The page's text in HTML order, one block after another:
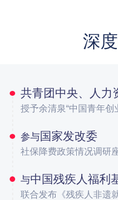
深
共青团中央、人力
授予余清泉“中国青年创
参与国家发改委
社保降费政策情况调研
与中国残疾人福利
联合发布《残疾人非遗